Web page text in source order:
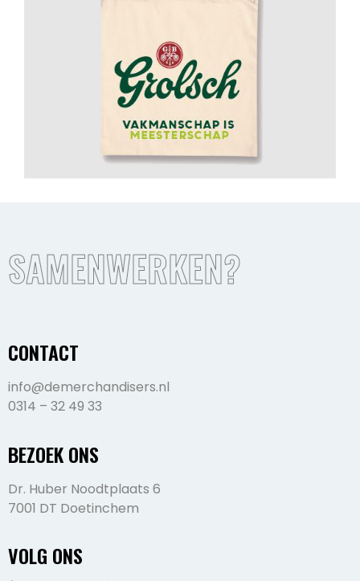
SAMENWERKEN?
CONTACT
info@demerchandisers.nl
0314 – 32 49 33
BEZOEK ONS
Dr. Huber Noodtplaats 6
7001 DT Doetinchem
VOLG ONS